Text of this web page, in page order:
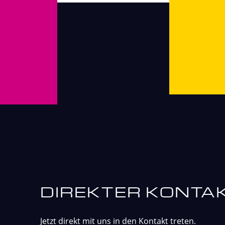
DIREKTER
Jetzt direkt mit uns in den Kontakt treten.